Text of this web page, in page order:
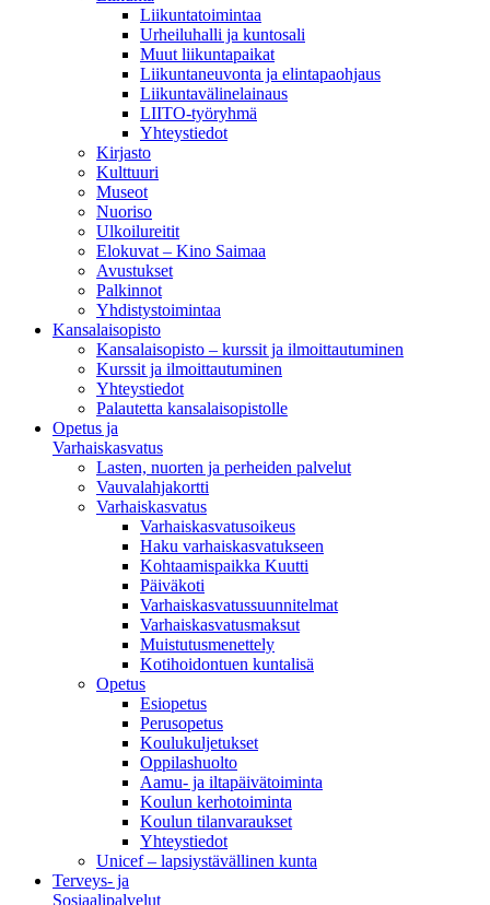
Liikuntatoimintaa
Urheiluhalli ja kuntosali
Muut liikuntapaikat
Liikuntaneuvonta ja elintapaohjaus
Liikuntavälinelainaus
LIITO-työryhmä
Yhteystiedot
Kirjasto
Kulttuuri
Museot
Nuoriso
Ulkoilureitit
Elokuvat – Kino Saimaa
Avustukset
Palkinnot
Yhdistystoimintaa
Kansalaisopisto
Kansalaisopisto – kurssit ja ilmoittautuminen
Kurssit ja ilmoittautuminen
Yhteystiedot
Palautetta kansalaisopistolle
Opetus ja
Varhaiskasvatus
Lasten, nuorten ja perheiden palvelut
Vauvalahjakortti
Varhaiskasvatus
Varhaiskasvatusoikeus
Haku varhaiskasvatukseen
Kohtaamispaikka Kuutti
Päiväkoti
Varhaiskasvatussuunnitelmat
Varhaiskasvatusmaksut
Muistutusmenettely
Kotihoidontuen kuntalisä
Opetus
Esiopetus
Perusopetus
Koulukuljetukset
Oppilashuolto
Aamu- ja iltapäivätoiminta
Koulun kerhotoiminta
Koulun tilanvaraukset
Yhteystiedot
Unicef – lapsiystävällinen kunta
Terveys- ja
Sosiaalipalvelut